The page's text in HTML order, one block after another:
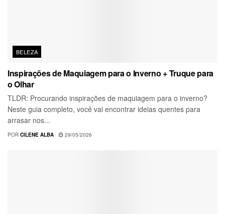
BELEZA
Inspirações de Maquiagem para o Inverno + Truque para
o Olhar
TLDR: Procurando inspirações de maquiagem para o inverno?
Neste guia completo, você vai encontrar ideias quentes para
arrasar nos...
POR CILENE ALBA 29/05/2026